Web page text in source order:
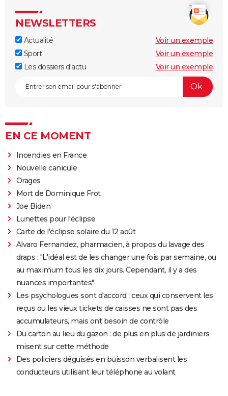
NEWSLETTERS
Actualité
Voir un exemple
Sport
Voir un exemple
Les dossiers d'actu
Voir un exemple
EN CE MOMENT
Incendies en France
Nouvelle canicule
Orages
Mort de Dominique Frot
Joe Biden
Lunettes pour l'éclipse
Carte de l'éclipse solaire du 12 août
Alvaro Fernandez, pharmacien, à propos du lavage des
draps : "L'idéal est de les changer une fois par semaine, ou
au maximum tous les dix jours. Cependant, il y a des
nuances importantes"
Les psychologues sont d'accord : ceux qui conservent les
reçus ou les vieux tickets de caisses ne sont pas des
accumulateurs, mais ont besoin de contrôle
Du carton au lieu du gazon : de plus en plus de jardiniers
misent sur cette méthode
Des policiers déguisés en buisson verbalisent les
conducteurs utilisant leur téléphone au volant